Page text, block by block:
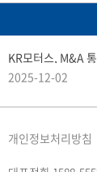
KR모터스, M&A
2025-12-02
개인정보처리방침